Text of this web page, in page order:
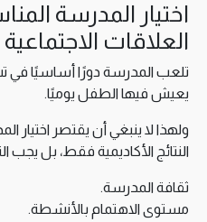
اختيار المدرسة
العلاقات
تلعب المدرسة دورًا أساسيًا في
يعيش فيها الطفل يوميًا.
ولهذا لا ينبغي أن يقتصر اختيار
النتائج الأكاديمية فقط، بل يجب
ثقافة المدرسة.
مستوى الاهتمام بالأنشطة.